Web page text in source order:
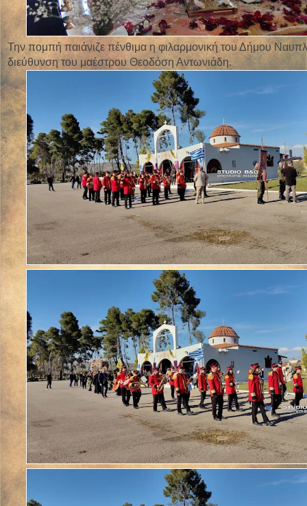
Την πομπή παιάνιζε πένθιμα η φιλαρμονική του Δήμου
διεύθυνση του μαέστρου Θεοδόση Αντωνιάδη.